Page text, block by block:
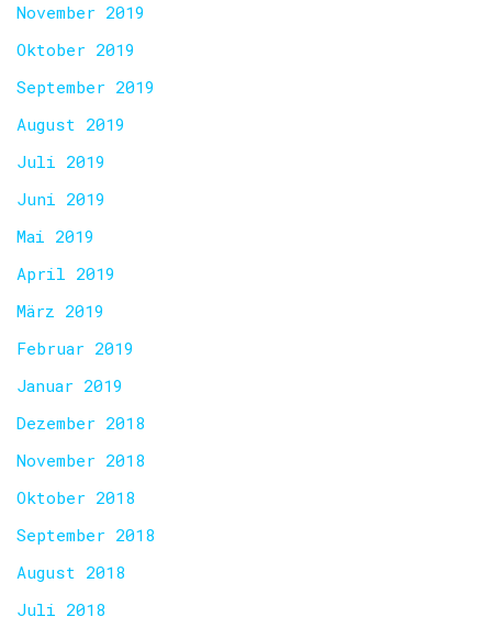
November 2019
Oktober 2019
September 2019
August 2019
Juli 2019
Juni 2019
Mai 2019
April 2019
März 2019
Februar 2019
Januar 2019
Dezember 2018
November 2018
Oktober 2018
September 2018
August 2018
Juli 2018